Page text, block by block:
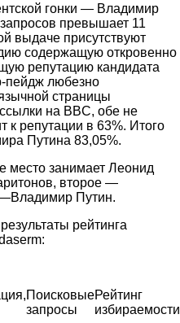
гонки — Владимир
превышает 11
выдаче присутствуют
содержащую откровенно
репутацию кандидата
пейдж любезно
страницы
на BBC, обе не
к репутации в 63%. Итого
Путина 83,05%.
место занимает Леонид
второе —
Путин.
рейтинга
Поисковые
запросы
Рейтинг
избираемости